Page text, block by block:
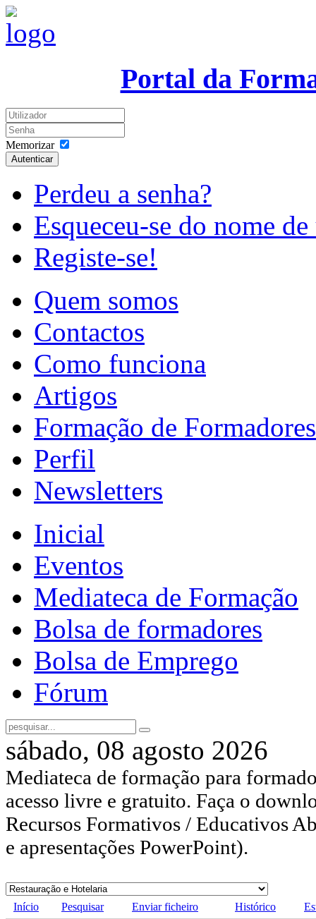
Portal da
Memorizar
Autenticar
Perdeu a senha?
Esqueceu-se do nome
Registe-se!
Quem somos
Contactos
Como funciona
Artigos
Formação de Formadores
Perfil
Newsletters
Inicial
Eventos
Mediateca de Formação
Bolsa de formadores
Bolsa de Emprego
Fórum
sábado, 08 agosto 2026
Mediateca de formação para
acesso livre e gratuito. Faça o
Recursos Formativos / Educativos
e apresentações PowerPoint).
Início Pesquisar Enviar ficheiro Histórico